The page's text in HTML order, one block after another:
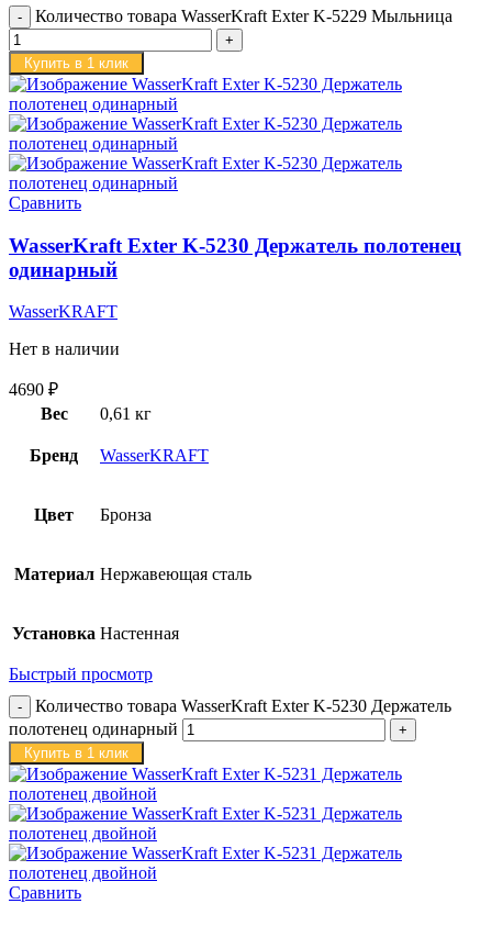
Количество товара WasserKraft Exter K-5229 Мыльница
Купить в 1 клик
Сравнить
WasserKraft Exter K-5230 Держатель полотенец
одинарный
WasserKRAFT
Нет в наличии
4690 ₽
Вес
0,61 кг
Бренд WasserKRAFT
Цвет Бронза
Материал Нержавеющая сталь
Установка Настенная
Быстрый просмотр
Количество товара WasserKraft Exter K-5230 Держатель
полотенец одинарный
Купить в 1 клик
Сравнить